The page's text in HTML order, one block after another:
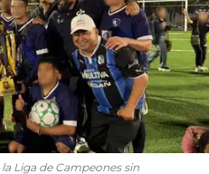
Liga de Campeones sin